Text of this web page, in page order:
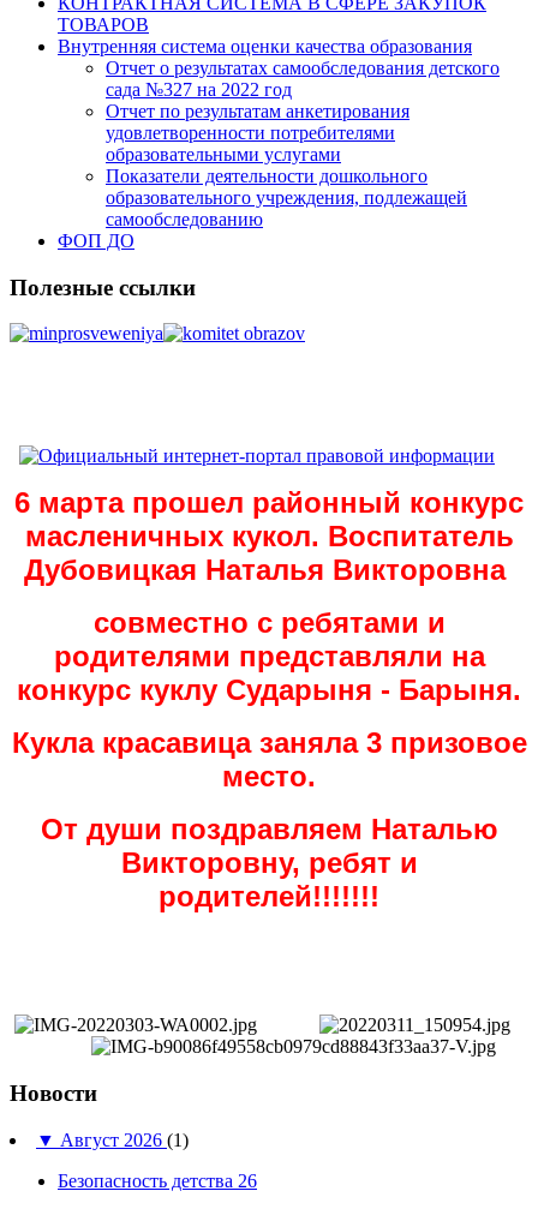
ТОВАРОВ
Внутренняя система оценки качества образования
Отчет о результатах самообследования детского
сада №327 на 2022 год
Отчет по результатам анкетирования
удовлетворенности потребителями
образовательными услугами
Показатели деятельности дошкольного
образовательного учреждения, подлежащей
самообследованию
ФОП ДО
Полезные ссылки
6 марта прошел районный конкурс
масленичных кукол. Воспитатель
Дубовицкая Наталья Викторовна
совместно с ребятами и
родителями представляли на
конкурс куклу Сударыня - Барыня.
Кукла красавица заняла 3 призовое
место.
От души поздравляем Наталью
Викторовну, ребят и
родителей!!!!!!!
Новости
▼ Август 2026 (1)
Безопасность детства 26